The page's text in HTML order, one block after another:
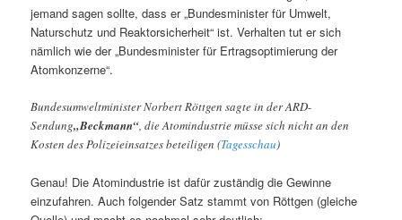
jemand sagen sollte, dass er „Bundesminister für Umwelt,
Naturschutz und Reaktorsicherheit“ ist. Verhalten tut er sich
nämlich wie der „Bundesminister für Ertragsoptimierung der
Atomkonzerne“.
Bundesumweltminister Norbert Röttgen sagte in der ARD-
Sendung„Beckmann“, die Atomindustrie müsse sich nicht an den
Kosten des Polizeieinsatzes beteiligen (Tagesschau)
Genau! Die Atomindustrie ist dafür zuständig die Gewinne
einzufahren. Auch folgender Satz stammt von Röttgen (gleiche